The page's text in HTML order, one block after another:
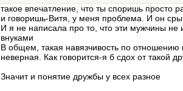
такое впечатление, что ты споришь просто
и говоришь-Витя, у меня проблема. И он
И я не написала про то, что эти мужчины
внуками
В общем, такая навязчивость по отношению
неверная. Как говорится-я б сдох от такой
Значит и понятие дружбы у всех разное